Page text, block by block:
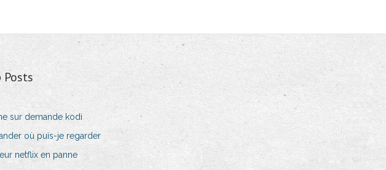
Posts
sur demande kodi
où puis-je regarder
netflix en panne